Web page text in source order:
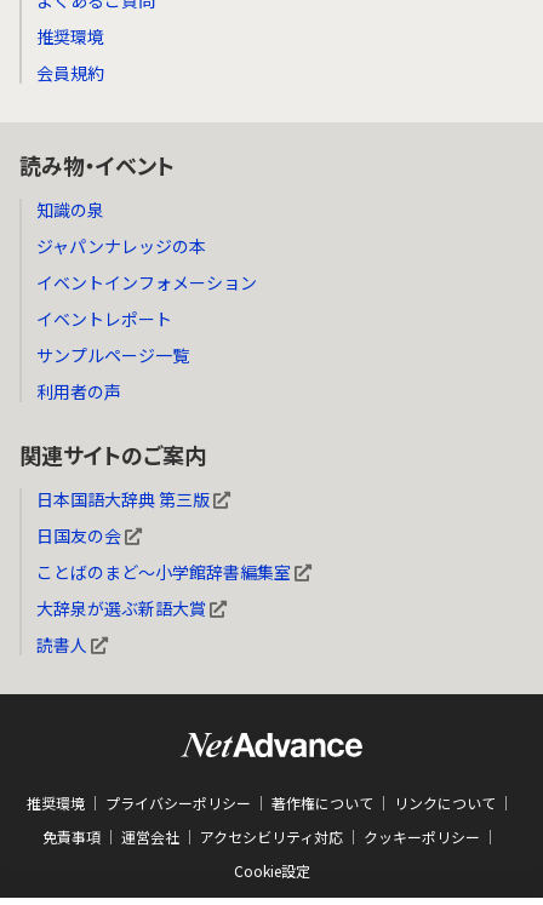
推奨環境
会員規約
読み物・イベント
知識の泉
ジャパンナレッジの本
イベントインフォメーション
イベントレポート
サンプルページ一覧
利用者の声
関連サイトのご案内
日本国語大辞典 第三版
日国友の会
ことばのまど～小学館辞書編集室
大辞泉が選ぶ新語大賞
読書人
推奨環境 プライバシーポリシー 著作権について
リンクについて
免責事項
運営会社 アクセシビリティ対応
クッキーポリシー
Cookie設定